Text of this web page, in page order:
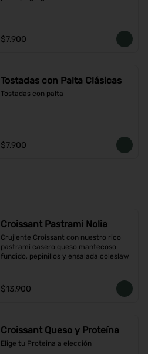
$7.900
Tostadas con Palta Clásicas
Tostadas con palta
$7.900
Croissant Pastrami Nolia
Crujiente Croissant con nuestro rico
pastrami casero queso mantecoso
fundido, pepinillos y ensalada coleslaw
$13.900
Croissant Queso y Proteína
Elige tu Proteina a elección